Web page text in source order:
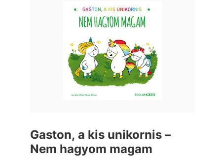
Gaston, a kis unikornis –
Nem hagyom magam